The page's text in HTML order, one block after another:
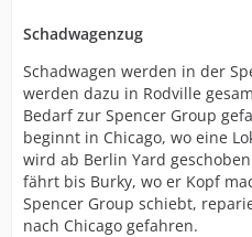
Schadwagenzug
Schadwagen werden in der
werden dazu in Rodville
Bedarf zur Spencer Group
beginnt in Chicago, wo eine
wird ab Berlin Yard
fährt bis Burky, wo er Kopf
Spencer Group schiebt,
nach Chicago gefahren.